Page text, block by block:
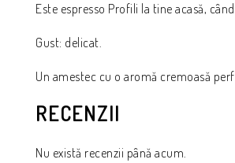
Este espresso Profili la tine acasă,
Gust: delicat.
Un amestec cu o aromă cremoasă
RECENZII
Nu există recenzii până acum.